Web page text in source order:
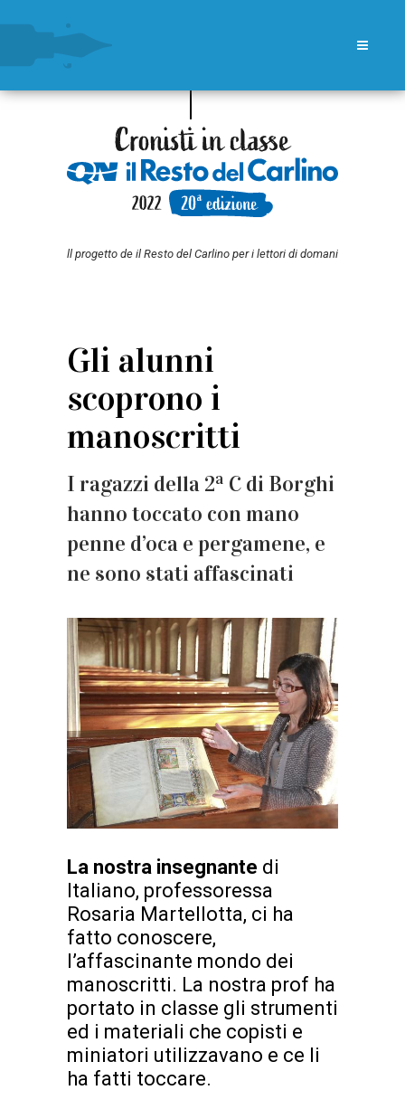
ll progetto de il Resto del Carlino per i lettori di domani
Gli alunni
scoprono i
manoscritti
I ragazzi della 2ª C di Borghi
hanno toccato con mano
penne d’oca e pergamene, e
ne sono stati affascinati
La nostra insegnante di
Italiano, professoressa
Rosaria Martellotta, ci ha
fatto conoscere,
l’affascinante mondo dei
manoscritti. La nostra prof ha
portato in classe gli strumenti
ed i materiali che copisti e
miniatori utilizzavano e ce li
ha fatti toccare.